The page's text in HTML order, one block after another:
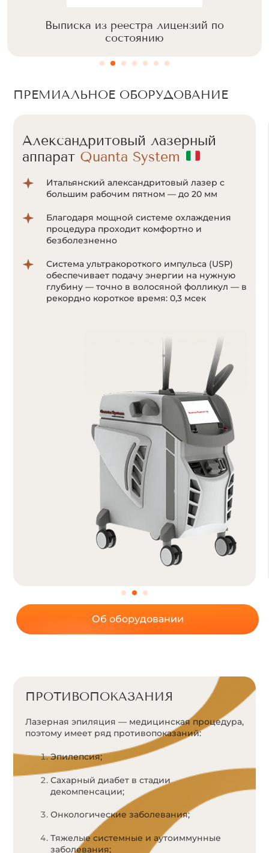
Выписка из реестра лицензий по
состоянию
ПРЕМИАЛЬНОЕ ОБОРУДОВАНИЕ
Александритовый лазерный
аппаратCunosure Apogee+
Отсутствие болевых ощущений за счет
мощной системы охлаждения Zimmer;
Система ультракороткого импульса
позволяет воздействовать на волоски даже
с минимальным количеством пигмента
Об оборудовании
ПРОТИВОПОКАЗАНИЯ
Лазерная эпиляция — медицинская процедура,
поэтому имеет ряд противопоказаний:
Эпилепсия;
Сахарный диабет в стадии
декомпенсации;
Онкологические заболевания;
Тяжелые системные и аутоиммунные
заболевания;